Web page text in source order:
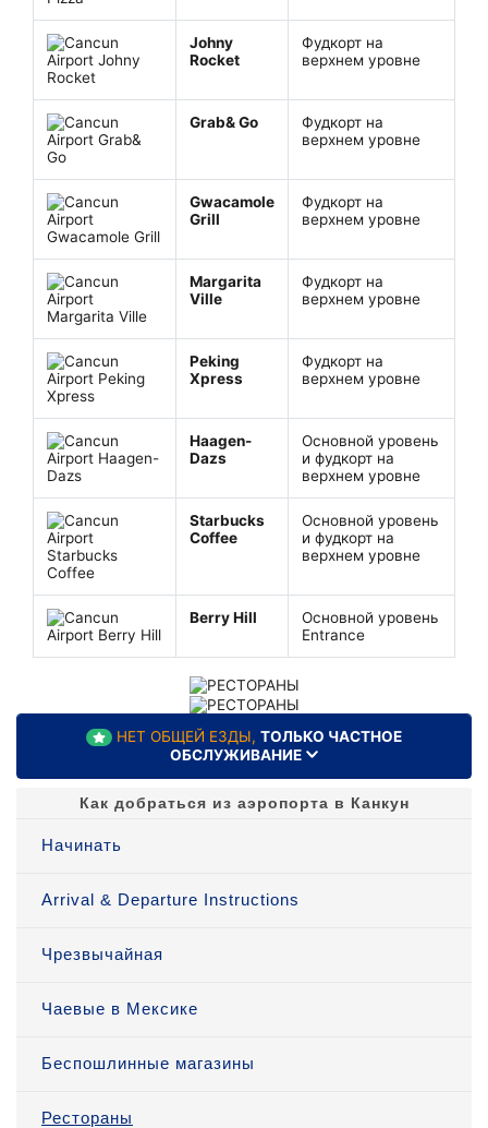
Johny
Rocket
Фудкорт на
верхнем уровне
Grab& Go
Фудкорт на
верхнем уровне
Gwacamole
Grill
Фудкорт на
верхнем уровне
Margarita
Ville
Фудкорт на
верхнем уровне
Peking
Xpress
Фудкорт на
верхнем уровне
Haagen-
Dazs
Основной уровень
и фудкорт на
верхнем уровне
Starbucks
Coffee
Основной уровень
и фудкорт на
верхнем уровне
Berry Hill
Основной уровень
Entrance
НЕТ ОБЩЕЙ ЕЗДЫ, ТОЛЬКО ЧАСТНОЕ
ОБСЛУЖИВАНИЕ
Как добраться из аэропорта в Канкун
Начинать
Arrival & Departure Instructions
Чрезвычайная
Чаевые в Мексике
Беспошлинные магазины
Рестораны